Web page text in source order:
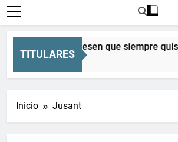
TITULARES
Orion: el Mesen que siempre quise
Atrás
Inicio Jusant